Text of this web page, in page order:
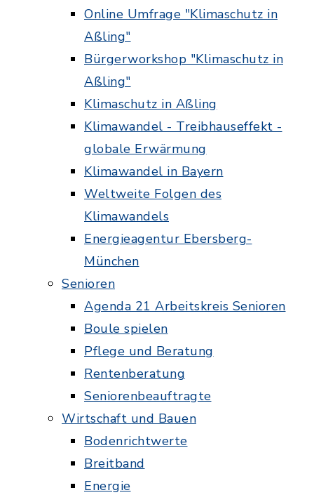
Online Umfrage "Klimaschutz in
Aßling"
Bürgerworkshop "Klimaschutz in
Aßling"
Klimaschutz in Aßling
Klimawandel - Treibhauseffekt -
globale Erwärmung
Klimawandel in Bayern
Weltweite Folgen des
Klimawandels
Energieagentur Ebersberg-
München
Senioren
Agenda 21 Arbeitskreis Senioren
Boule spielen
Pflege und Beratung
Rentenberatung
Seniorenbeauftragte
Wirtschaft und Bauen
Bodenrichtwerte
Breitband
Energie